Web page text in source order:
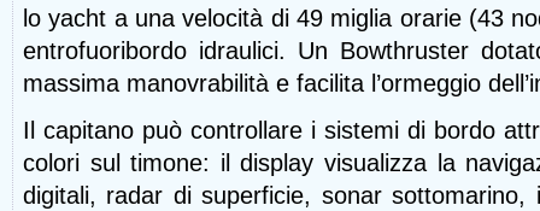
lo yacht a una velocità di 49 miglia orarie (43
entrofuoribordo idraulici. Un Bowthruster
massima manovrabilità e facilita l’ormeggio
Il capitano può controllare i sistemi di bordo
colori sul timone: il display visualizza la
digitali, radar di superficie, sonar sottomarino,